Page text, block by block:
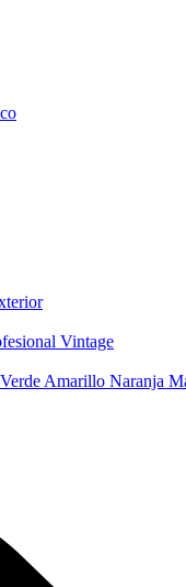
Vintage
Verde Amarillo Naranja